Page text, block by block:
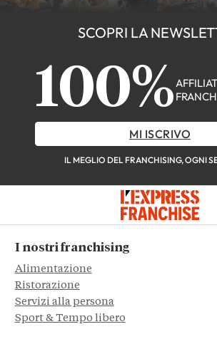
SCOPRI LA
100%
MI ISCRIVO
IL MEGLIO DEL FRANCHISING, OGNI
I nostri franchising
Alimentazione
Ristorazione
Servizi alla persona
Sport & Tempo libero